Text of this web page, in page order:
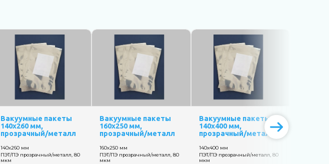
Вакуумные пакеты
140х260 мм,
прозрачный/металл
140х260 мм
ПЭТ/ПЭ прозрачный/металл, 80
мкм
Вакуумные пакеты
160х250 мм,
прозрачный/металл
160х250 мм
ПЭТ/ПЭ прозрачный/металл, 80
мкм
Вакуумные пакеты
140х400 мм,
прозрачный/металл
140х400 мм
ПЭТ/ПЭ прозрачный/металл, 80
мкм